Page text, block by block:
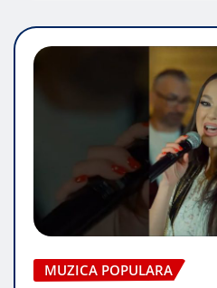
MUZICA POPULARA